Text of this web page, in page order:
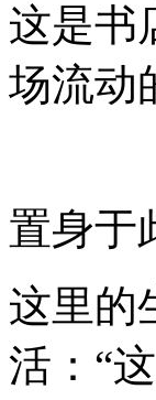
这是书
场流动
置身于
这里的
活： “